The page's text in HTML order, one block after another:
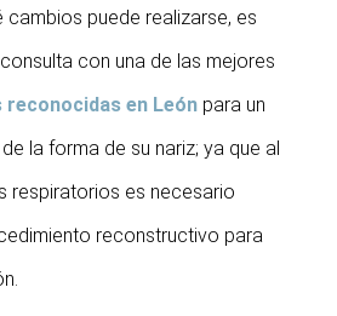
cambios puede realizarse, es
con una de las mejores
en León para un
la forma de su nariz; ya que al
respiratorios es necesario
reconstructivo para